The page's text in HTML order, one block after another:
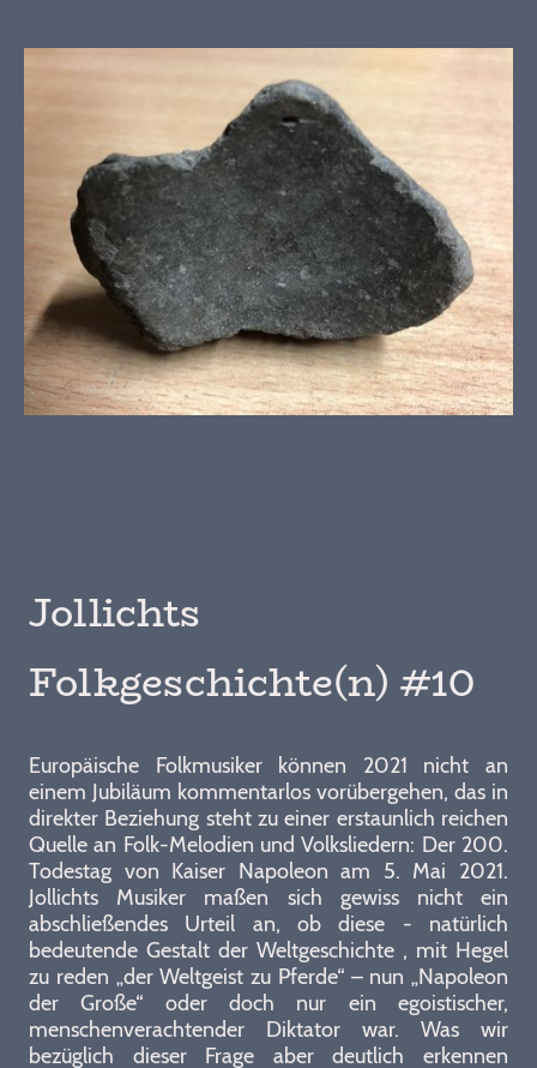
Jollichts
Folkgeschichte(n) #10
Europäische Folkmusiker können 2021 nicht an
einem Jubiläum kommentarlos vorübergehen, das in
direkter Beziehung steht zu einer erstaunlich reichen
Quelle an Folk-Melodien und Volksliedern: Der 200.
Todestag von Kaiser Napoleon am 5. Mai 2021.
Jollichts Musiker maßen sich gewiss nicht ein
abschließendes Urteil an, ob diese - natürlich
bedeutende Gestalt der Weltgeschichte , mit Hegel
zu reden „der Weltgeist zu Pferde“ – nun „Napoleon
der Große“ oder doch nur ein egoistischer,
menschenverachtender Diktator war. Was wir
bezüglich dieser Frage aber deutlich erkennen